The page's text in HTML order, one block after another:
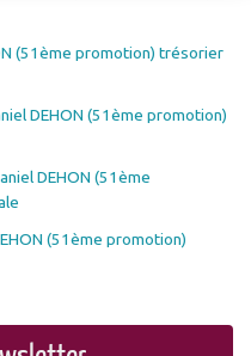
(51ème promotion) trésorier
DEHON (51ème promotion)
DEHON (51ème
(51ème promotion)